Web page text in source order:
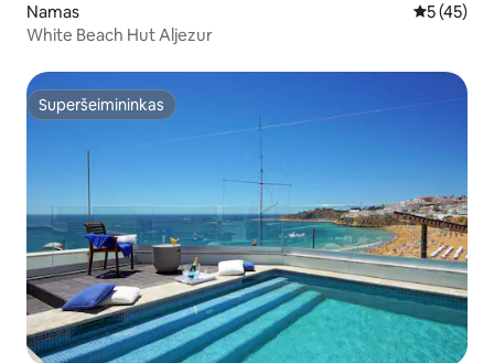
Namas Vidutinis
5 (45)
White Beach Hut Aljezur
Superšeimininkas
Superšeimininkas